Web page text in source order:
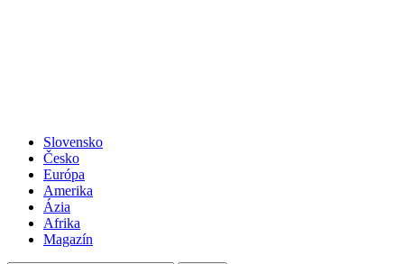
Slovensko
Česko
Európa
Amerika
Ázia
Afrika
Magazín